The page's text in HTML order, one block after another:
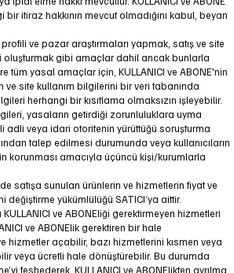
itiraz hakkının mevcut olmadığını kabul, beyan
profili ve pazar araştırmaları yapmak, satış ve site
oluşturmak gibi amaçlar dahil ancak bunlarla
tüm yasal amaçlar için, KULLANICI ve ABONE'nin
ve site kullanım bilgilerini bir veri tabanında
herhangi bir kısıtlama olmaksızın işleyebilir.
yasaların getirdiği zorunluluklara uyma
adli veya idari otoritenin yürüttüğü soruşturma
talep edilmesi durumunda veya kullanıcıların
korunması amacıyla üçüncü kişi/kurumlarla
satışa sunulan ürünlerin ve hizmetlerin fiyat ve
değiştirme yükümlülüğü SATICI’ya aittir.
KULLANICI ve ABONEliği gerektirmeyen hizmetleri
ve ABONElik gerektiren bir hale
hizmetler açabilir, bazı hizmetlerini kısmen veya
veya ücretli hale dönüştürebilir. Bu durumda
feshederek, KULLANICI ve ABONElikten ayrılma